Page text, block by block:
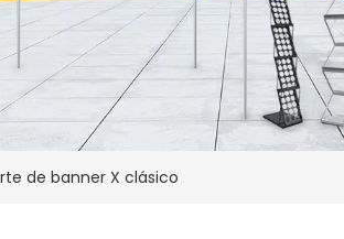
de banner X clásico